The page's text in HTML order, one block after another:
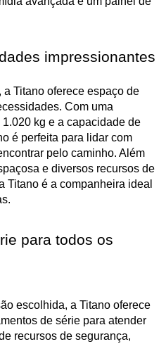
impressionantes
Titano oferece espaço de
Com uma
kg e a capacidade de
é perfeita para lidar com
pelo caminho. Além
e diversos recursos de
Titano é a companheira ideal
para todos os
escolhida, a Titano oferece
de série para atender
recursos de segurança,